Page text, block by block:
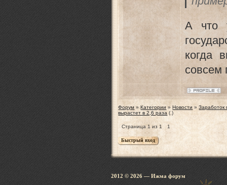
А что
когда
совсем
Форум » Категории » Новости » Заработок
вырастет в 2,6 раза (.)
Страница 1 из 1 1
2012 © 2026 — Ижма